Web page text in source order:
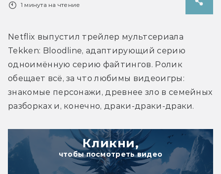
1 минута на чтение
Netflix выпустил трейлер мультсериала
Tekken: Bloodline, адаптирующий серию
одноимённую серию файтингов. Ролик
обещает всё, за что любимы видеоигры:
знакомые персонажи, древнее зло в семейных
разборках и, конечно, драки-драки-драки.
Кликни,
чтобы посмотреть видео